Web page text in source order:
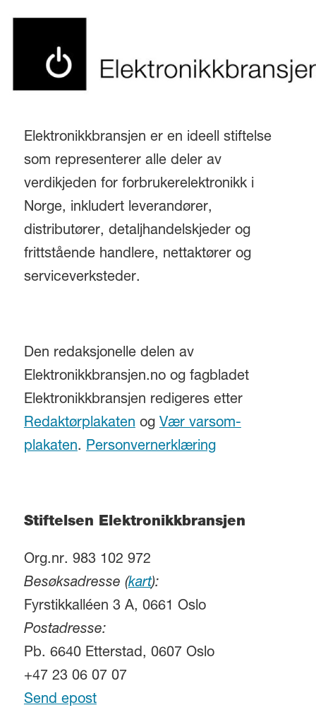
Elektronikkbransjen er en ideell stiftelse
som representerer alle deler av
verdikjeden for forbrukerelektronikk i
Norge, inkludert leverandører,
distributører, detaljhandelskjeder og
frittstående handlere, nettaktører og
serviceverksteder.
Den redaksjonelle delen av
Elektronikkbransjen.no og fagbladet
Elektronikkbransjen redigeres etter
Redaktørplakatenog Vær varsom-
plakaten. Personvernerklæring
Stiftelsen Elektronikkbransjen
Org.nr. 983 102 972
Besøksadresse (kart):
Fyrstikkalléen 3 A, 0661 Oslo
Postadresse:
Pb. 6640 Etterstad, 0607 Oslo
+47 23 06 07 07
Send epost